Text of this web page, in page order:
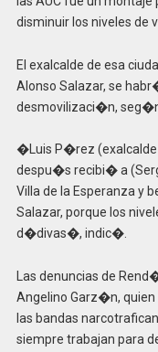
disminuir los niveles de
El exalcalde de esa
Alonso Salazar, se
desmovilizaci�n,
�Luis P�rez
despu�s recibi� a
Villa de la Esperanza y
Salazar, porque los
d�divas�, indic�.
Las denuncias de
Angelino Garz�n,
las bandas
siempre trabajan para